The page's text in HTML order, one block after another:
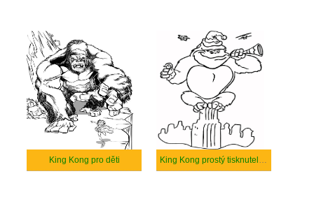
King Kong pro děti King Kong prostý tisknutelné